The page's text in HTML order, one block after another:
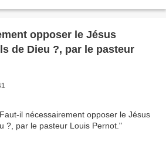
opposer le Jésus
de Dieu ?, par le pasteur